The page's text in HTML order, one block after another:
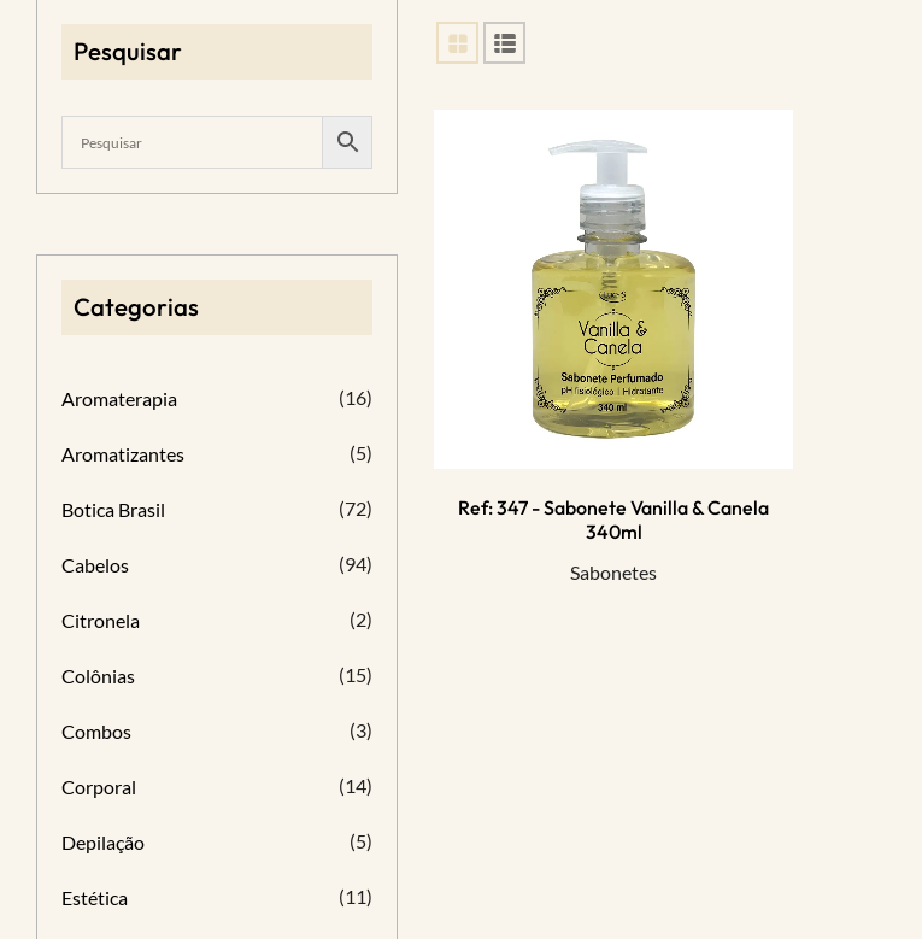
Ref: 347 - Sabonete Vanilla & Canela
340ml
Sabonetes
Pesquisar
Categorias
Aromaterapia (16)
Aromatizantes (5)
Botica Brasil (72)
Cabelos (94)
Citronela (2)
Colônias (15)
Combos (3)
Corporal (14)
Depilação (5)
Estética (11)